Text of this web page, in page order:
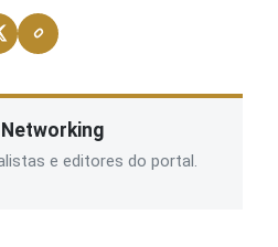
e editores do portal.